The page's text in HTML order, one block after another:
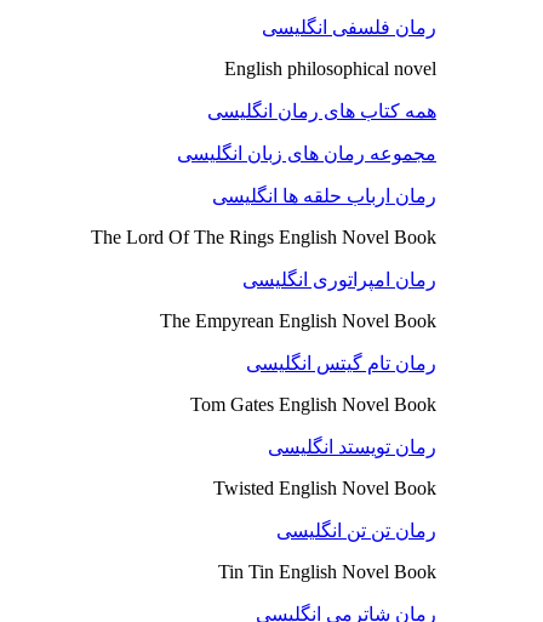
رمان فلسفی انگلیسی
English philosophical novel
همه کتاب های رمان انگلیسی
مجموعه رمان های زبان انگلیسی
رمان ارباب حلقه ها انگلیسی
The Lord Of The Rings English Novel Book
رمان امپراتوری انگلیسی
The Empyrean English Novel Book
رمان تام گیتس انگلیسی
Tom Gates English Novel Book
رمان تویستد انگلیسی
Twisted English Novel Book
رمان تن تن انگلیسی
Tin Tin English Novel Book
رمان شاترمی انگلیسی